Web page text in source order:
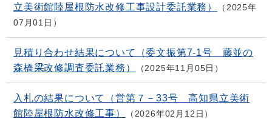
立美術館陸屋根防水改修工事設計委託業務）
2025年
07月01日
見積り合わせ結果について（委文振第7-1号 藤並の
森橋梁改修調査委託業務）
2025年11月05日
入札の結果について（営第７－33号 高知県立美術
館陸屋根防水改修工事）
2026年02月12日